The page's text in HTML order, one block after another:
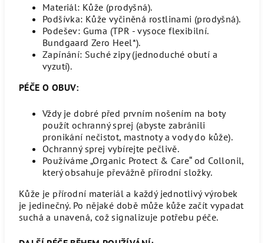
Materiál: Kůže (prodyšná).
Podšívka: Kůže vyčiněná rostlinami (prodyšná).
Podešev: Guma (TPR - vysoce flexibilní.
Bundgaard Zero Heel*).
Zapínání: Suché zipy (jednoduché obutí a
vyzutí).
PÉČE O OBUV:
Vždy je dobré před prvním nošením na boty
použít ochranný sprej (abyste zabránili
pronikání nečistot, mastnoty a vody do kůže).
Ochranný sprej vybírejte pečlivě.
Používáme „Organic Protect & Care“ od Collonil,
který obsahuje převážně přírodní složky.
Kůže je přírodní materiál a každý jednotlivý výrobek
je jedinečný. Po nějaké době může kůže začít vypadat
suchá a unavená, což signalizuje potřebu péče.